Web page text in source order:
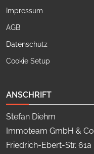
Impressum
AGB
Datenschutz
Cookie Setup
ANSCHRIFT
Stefan Diehm
Immoteam GmbH &
Friedrich-Ebert-Str. 61a